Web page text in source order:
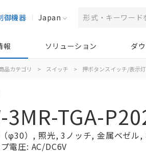
御機器 Japan
報 ソリューション ダ
品カテゴリ > スイッチ > 押ボタンスイッチ/表示灯
3MR-TGA-
φ30）, 照光, 3ノッチ, 金属ベゼ
電圧: AC/DC6V